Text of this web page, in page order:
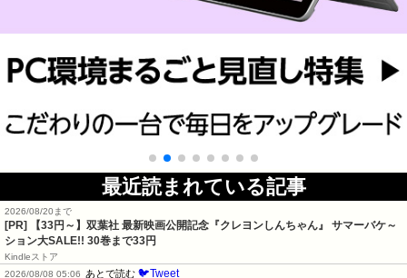
最近読まれている記事
2026/08/20まで
[PR]
【33円～】双葉社 最新映画公開記念『クレヨンしんちゃん』 サマーバケ～
ション大SALE!! 30巻まで33円
Kindleストア
2026/08/08 05:06
あとで読む 🐦Tweet